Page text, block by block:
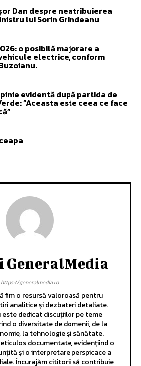
Dan despre neatribuierea
lui Sorin Grindeanu
o posibilă majorare a
electrice, conform
evidentă după partida de
”Aceasta este ceea ce face
GeneralMedia
https://generalmedia.ro
fim o resursă valoroasă pentru
analitice și dezbateri detaliate.
dedicat discuțiilor pe teme
o diversitate de domenii, de la
la tehnologie și sănătate.
documentate, evidențiind o
și o interpretare perspicace a
Încurajăm cititorii să contribuie